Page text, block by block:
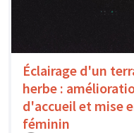
Éclairage d'un
herbe :
d'accueil et mise
féminin